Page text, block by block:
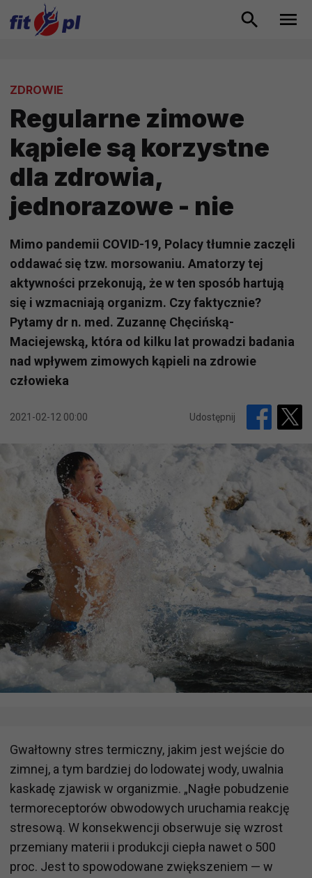
ZDROWIE
Regularne zimowe
kąpiele są korzystne
dla zdrowia,
jednorazowe - nie
Mimo pandemii COVID-19, Polacy tłumnie zaczęli
oddawać się tzw. morsowaniu. Amatorzy tej
aktywności przekonują, że w ten sposób hartują
się i wzmacniają organizm. Czy faktycznie?
Pytamy dr n. med. Zuzannę Chęcińską-
Maciejewską, która od kilku lat prowadzi badania
nad wpływem zimowych kąpieli na zdrowie
człowieka
2021-02-12 00:00 Udostępnij
Gwałtowny stres termiczny, jakim jest wejście do
zimnej, a tym bardziej do lodowatej wody, uwalnia
kaskadę zjawisk w organizmie. „Nagłe pobudzenie
termoreceptorów obwodowych uruchamia reakcję
stresową. W konsekwencji obserwuje się wzrost
przemiany materii i produkcji ciepła nawet o 500
proc. Jest to spowodowane zwiększeniem — w